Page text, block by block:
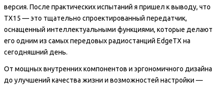
версия. После практических испытаний я пришел к выводу, что
TX15 — это тщательно спроектированный передатчик,
оснащенный интеллектуальными функциями, которые делают
его одним из самых передовых радиостанций EdgeTX на
сегодняшний день.
От мощных внутренних компонентов и эргономичного дизайна
до улучшений качества жизни и возможностей настройки —